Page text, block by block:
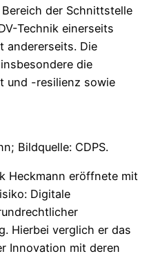
der Schnittstelle
Technik einerseits
andererseits. Die
die
und -resilienz sowie
Bildquelle: CDPS.
Heckmann eröffnete mit
Digitale
Hierbei verglich er das
Innovation mit deren